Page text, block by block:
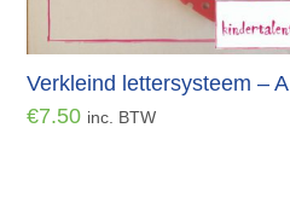
Verkleind lettersysteem – A
€7.50 inc. BTW